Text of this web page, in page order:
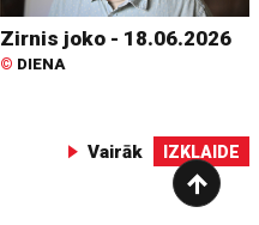
Zirnis joko - 18.06.2026
© DIENA
Vairāk IZKLAIDE